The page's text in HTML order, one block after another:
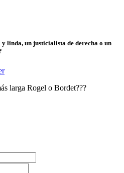
linda, un justicialista de derecha o un
larga Rogel o Bordet???